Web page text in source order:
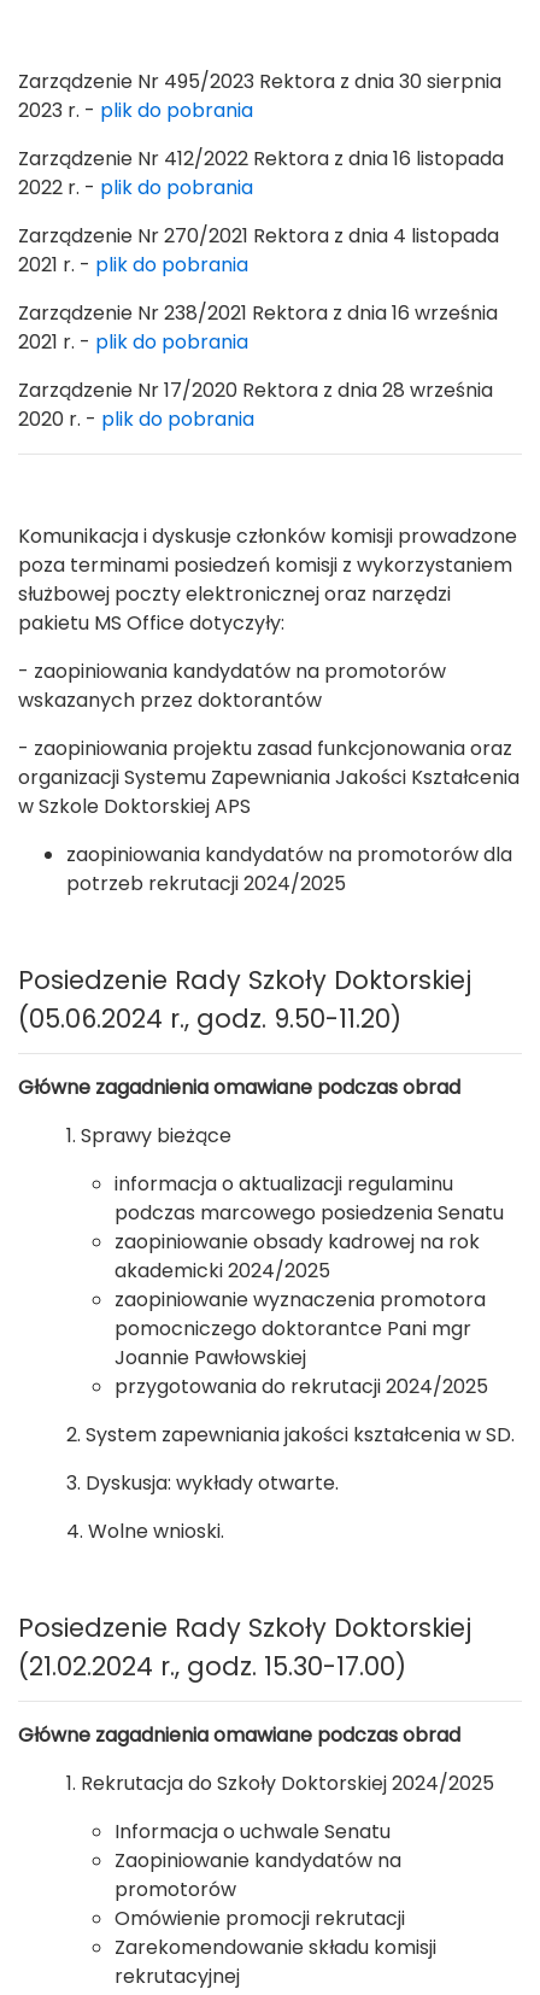
Zarządzenie Nr 495/2023 Rektora z dnia 30 sierpnia
2023 r. - plik do pobrania
Zarządzenie Nr 412/2022 Rektora z dnia 16 listopada
2022 r. - plik do pobrania
Zarządzenie Nr 270/2021 Rektora z dnia 4 listopada
2021 r. - plik do pobrania
Zarządzenie Nr 238/2021 Rektora z dnia 16 września
2021 r. - plik do pobrania
Zarządzenie Nr 17/2020 Rektora z dnia 28 września
2020 r. - plik do pobrania
Komunikacja i dyskusje członków komisji prowadzone
poza terminami posiedzeń komisji z wykorzystaniem
służbowej poczty elektronicznej oraz narzędzi
pakietu MS Office dotyczyły:
- zaopiniowania kandydatów na promotorów
wskazanych przez doktorantów
- zaopiniowania projektu zasad funkcjonowania oraz
organizacji Systemu Zapewniania Jakości Kształcenia
w Szkole Doktorskiej APS
zaopiniowania kandydatów na promotorów dla
potrzeb rekrutacji 2024/2025
Posiedzenie Rady Szkoły Doktorskiej
(05.06.2024 r., godz. 9.50-11.20)
Główne zagadnienia omawiane podczas obrad
1. Sprawy bieżące
informacja o aktualizacji regulaminu
podczas marcowego posiedzenia Senatu
zaopiniowanie obsady kadrowej na rok
akademicki 2024/2025
zaopiniowanie wyznaczenia promotora
pomocniczego doktorantce Pani mgr
Joannie Pawłowskiej
przygotowania do rekrutacji 2024/2025
2. System zapewniania jakości kształcenia w SD.
3. Dyskusja: wykłady otwarte.
4. Wolne wnioski.
Posiedzenie Rady Szkoły Doktorskiej
(21.02.2024 r., godz. 15.30-17.00)
Główne zagadnienia omawiane podczas obrad
1. Rekrutacja do Szkoły Doktorskiej 2024/2025
Informacja o uchwale Senatu
Zaopiniowanie kandydatów na
promotorów
Omówienie promocji rekrutacji
Zarekomendowanie składu komisji
rekrutacyjnej